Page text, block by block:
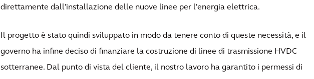
direttamente dall'installazione delle nuove linee per l'energia elettrica.
Il progetto è stato quindi sviluppato in modo da tenere conto di queste necessità, e il
governo ha infine deciso di finanziare la costruzione di linee di trasmissione HVDC
sotterranee. Dal punto di vista del cliente, il nostro lavoro ha garantito i permessi di